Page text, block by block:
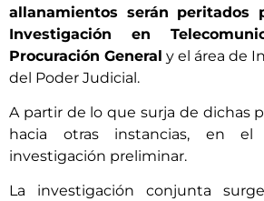
allanamientos serán peritados
Investigación en
Procuración General y el área de
del Poder Judicial.
A partir de lo que surja de dichas
hacia otras instancias, en
investigación preliminar.
La investigación conjunta